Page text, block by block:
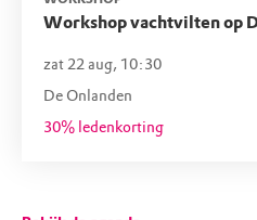
Workshop vachtvilten op
zat 22 aug, 10:30
De Onlanden
30% ledenkorting